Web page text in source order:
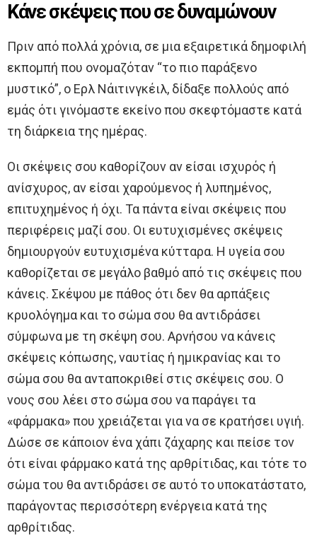
Κάνε σκέψεις που σε δυναμώνουν
Πριν από πολλά χρόνια, σε μια εξαιρετικά δημοφιλή
εκπομπή που ονομαζόταν “το πιο παράξενο
μυστικό”, ο Ερλ Νάιτινγκέιλ, δίδαξε πολλούς από
εμάς ότι γινόμαστε εκείνο που σκεφτόμαστε κατά
τη διάρκεια της ημέρας.
Οι σκέψεις σου καθορίζουν αν είσαι ισχυρός ή
ανίσχυρος, αν είσαι χαρούμενος ή λυπημένος,
επιτυχημένος ή όχι. Τα πάντα είναι σκέψεις που
περιφέρεις μαζί σου. Οι ευτυχισμένες σκέψεις
δημιουργούν ευτυχισμένα κύτταρα. Η υγεία σου
καθορίζεται σε μεγάλο βαθμό από τις σκέψεις που
κάνεις. Σκέψου με πάθος ότι δεν θα αρπάξεις
κρυολόγημα και το σώμα σου θα αντιδράσει
σύμφωνα με τη σκέψη σου. Αρνήσου να κάνεις
σκέψεις κόπωσης, ναυτίας ή ημικρανίας και το
σώμα σου θα ανταποκριθεί στις σκέψεις σου. Ο
νους σου λέει στο σώμα σου να παράγει τα
«φάρμακα» που χρειάζεται για να σε κρατήσει υγιή.
Δώσε σε κάποιον ένα χάπι ζάχαρης και πείσε τον
ότι είναι φάρμακο κατά της αρθρίτιδας, και τότε το
σώμα του θα αντιδράσει σε αυτό το υποκατάστατο,
παράγοντας περισσότερη ενέργεια κατά της
αρθρίτιδας.